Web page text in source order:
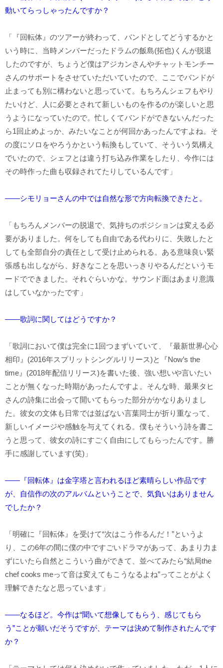
動いてらっしゃったんですか？
「『回転体』のツアーが終わって、バンドとしてどうするかと
いう時に、当時メンバーだったドラムの飯島(拓也)くんが脱退
したのですが、ちょうど僕はアジカンさんやチャットモンチー
さんのサポートをさせていただいていたので、ここでバンドが
止まっても別に構わないと思っていて。もちろんシェフもやり
たいけど、人に必要とされて新しいものを作るのが楽しいと思
うようになっていたので。忙しくてバンドができないんだった
ら1回止めよっか、みたいなことが何回かあったんですよね。そ
の度にソロをやろうかという転換もしていて、そういう気構え
でいたので、シェフとは違う打ち込み作業をしたり、今作には
その時作った曲も収録されてたりしているんです」
――シモリョーさんの中では自然な形で方向転換できたと。
「もちろんメンバーの脱退で、気持ちのポジションは変える必
要がありました。何をしても自由である代わりに、失敗したと
しても全部自分の責任として受け止められる。ある意味良い緊
張感も出しながら、好きなことを思いっきりやるんだというモ
ードでできました。それぐらいかな。サウンド面はあまり意識
はしていなかったです」
――歌詞に関してはどうですか？
「歌詞において僕は完全に1回つまずいていて、『最新世界心心
相印』(2016年スプリットシングルリリース)と『Now’s the
time』(2018年配信リリース)を書いた後、強い想いや言いたい
ことが無くなった時期があったんですよ。そんな時、最果タヒ
さんの詩集に出会って開いてもらった部分がかなりありまし
た。彼女の文体も日常では並ばない言葉同士が折り重なって、
新しいイメージや感触を与えてくれる。僕もそういう詩を書こ
うと思って、彼女の詩にすごく自由にしてもらったんです。勝
手に感謝しています(笑)」
――『回転体』は金字塔と言われるほど素晴らしい作品です
が、自信作の次のアルバムということで、気負いはありません
でしたか？
「明確に『回転体』を受けて“次はこう作るんだ！”というよ
り、この6年の間に僕の中ですごいドラマがあって、あまり力ま
ずにいたら自然とこういう曲ができて、並べてみたら“結局the
chef cooks meって音は変えてもこうなるよね”ってことがよく
理解できたなと思っています」
――なるほど。今作は“聞いて想像してもらう、感じてもら
う”ことが願いだそうですが、テーマは決めて制作されたんです
か？